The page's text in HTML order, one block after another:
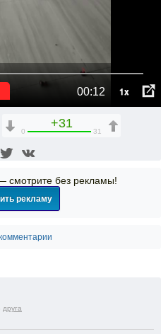
00:12 1x
+31
0 31
смотрите без рекламы!
рекламу
друга